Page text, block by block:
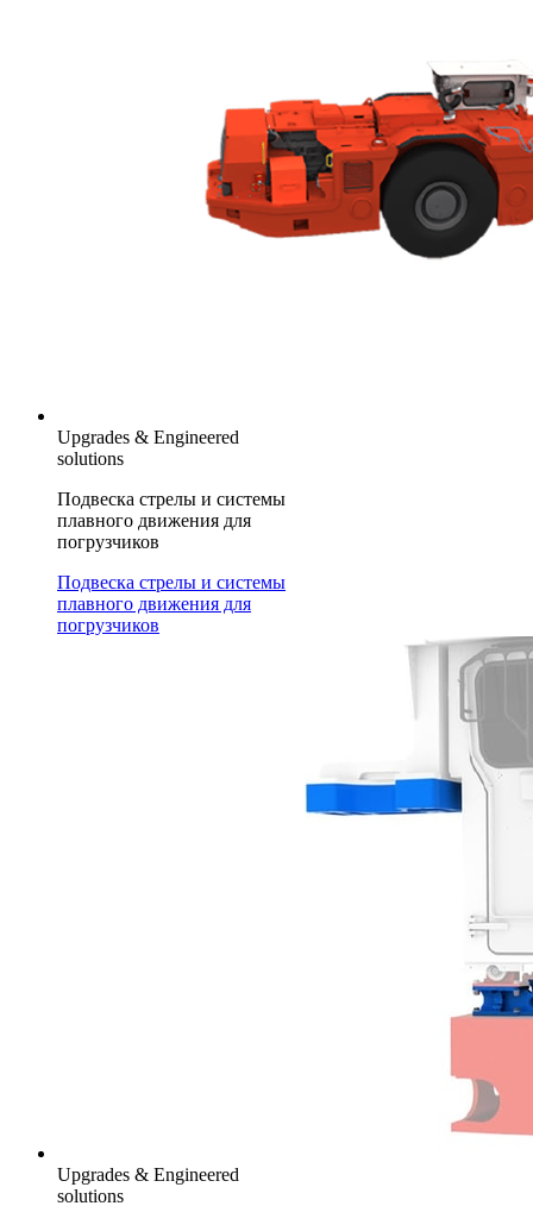
Upgrades & Engineered
solutions
Подвеска стрелы и системы
плавного движения для
погрузчиков
Подвеска стрелы и системы
плавного движения для
погрузчиков
Upgrades & Engineered
solutions